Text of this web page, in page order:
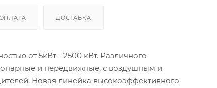
ОПЛАТА ДОСТАВКА
от 5кВт - 2500 кВт. Различного
и передвижные, с воздушным и
Новая линейка высокоэффективного